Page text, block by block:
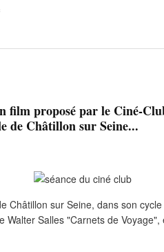
film proposé par le Ciné-
de Châtillon sur Seine...
Châtillon sur Seine, dans son
Walter Salles "Carnets de